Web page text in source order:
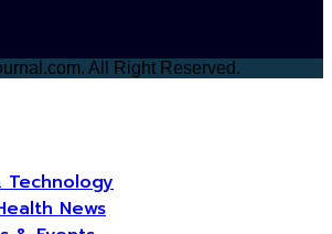
All Right Reserved.
Technology
News